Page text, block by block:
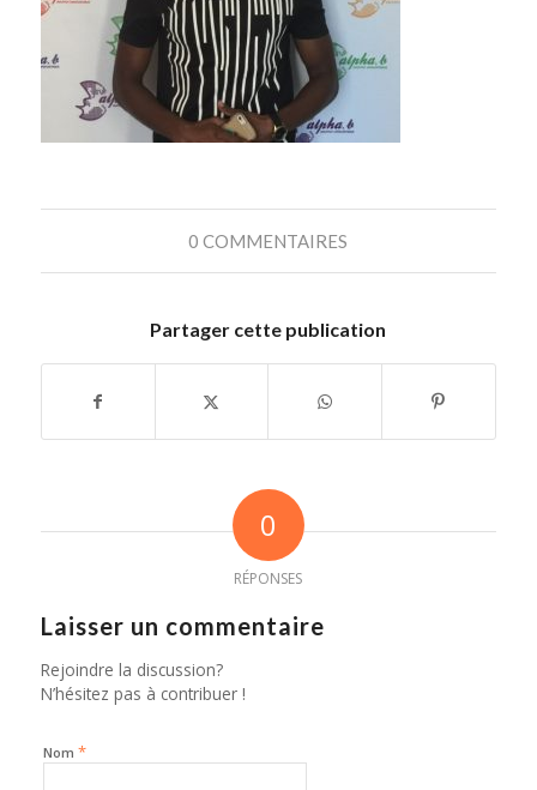
0 COMMENTAIRES
Partager cette publication
0
RÉPONSES
Laisser un commentaire
Rejoindre la discussion?
N’hésitez pas à contribuer !
Nom *